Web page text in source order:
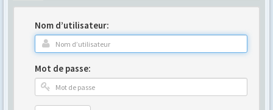
Nom d’utilisateur:
Mot de passe: